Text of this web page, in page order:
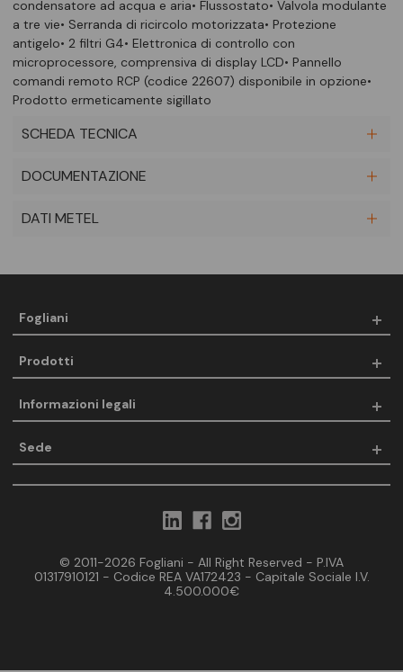
condensatore ad acqua e aria• Flussostato• Valvola modulante
a tre vie• Serranda di ricircolo motorizzata• Protezione
antigelo• 2 filtri G4• Elettronica di controllo con
microprocessore, comprensiva di display LCD• Pannello
comandi remoto RCP (codice 22607) disponibile in opzione•
Prodotto ermeticamente sigillato
SCHEDA TECNICA
DOCUMENTAZIONE
DATI METEL
Fogliani
Prodotti
Informazioni legali
Sede
© 2011-2026 Fogliani - All Right Reserved - P.IVA
01317910121 - Codice REA VA172423 - Capitale Sociale I.V.
4.500.000€